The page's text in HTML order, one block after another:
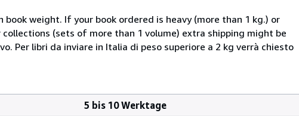
weight. If your book ordered is heavy (more than 1 kg.) or
(sets of more than 1 volume) extra shipping might be
Per libri da inviare in Italia di peso superiore a 2 kg verrà chiesto
5 bis 10 Werktage